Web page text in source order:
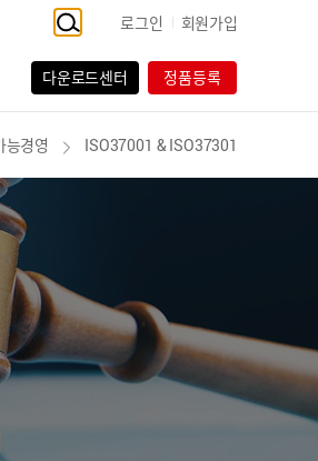
로그인 회원가입
다운로드센터 정품등록
능경영 ISO37001 & ISO37301